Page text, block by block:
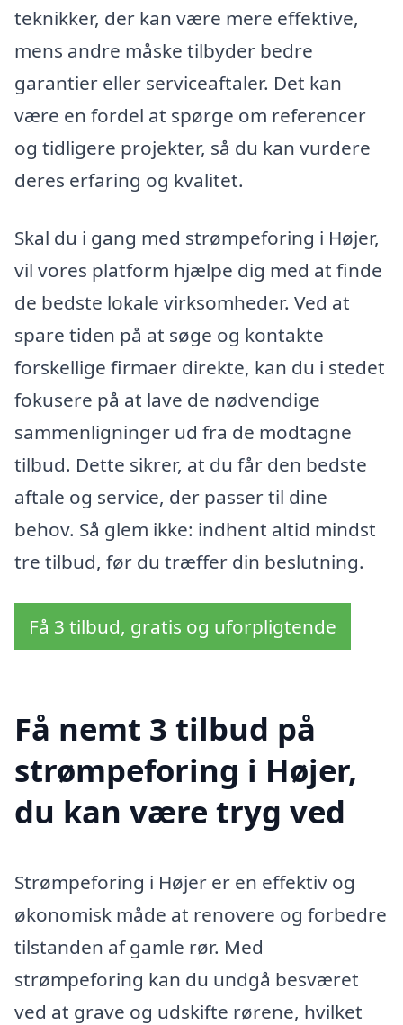
teknikker, der kan være mere effektive,
mens andre måske tilbyder bedre
garantier eller serviceaftaler. Det kan
være en fordel at spørge om referencer
og tidligere projekter, så du kan vurdere
deres erfaring og kvalitet.
Skal du i gang med strømpeforing i Højer,
vil vores platform hjælpe dig med at finde
de bedste lokale virksomheder. Ved at
spare tiden på at søge og kontakte
forskellige firmaer direkte, kan du i stedet
fokusere på at lave de nødvendige
sammenligninger ud fra de modtagne
tilbud. Dette sikrer, at du får den bedste
aftale og service, der passer til dine
behov. Så glem ikke: indhent altid mindst
tre tilbud, før du træffer din beslutning.
Få 3 tilbud, gratis og uforpligtende
Få nemt 3 tilbud på
strømpeforing i Højer,
du kan være tryg ved
Strømpeforing i Højer er en effektiv og
økonomisk måde at renovere og forbedre
tilstanden af gamle rør. Med
strømpeforing kan du undgå besværet
ved at grave og udskifte rørene, hvilket